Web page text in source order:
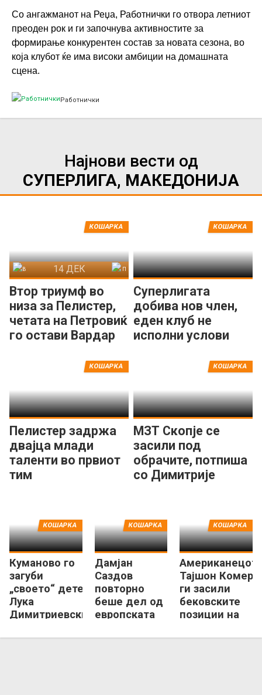
Со ангажманот на Реџа, Работнички го отвора летниот
преоден рок и ги започнува активностите за
формирање конкурентен состав за новата сезона, во
која клубот ќе има високи амбиции на домашната
сцена.
Работнички
Најнови вести од
СУПЕРЛИГА, МАКЕДОНИЈА
Втор триумф во
низа за Пелистер,
четата на Петровиќ
го остави Вардар
КОШАРКА
14 ДЕК
Суперлигата
добива нов член,
еден клуб не
исполни услови
КОШАРКА
Пелистер задржа
двајца млади
таленти во првиот
тим
КОШАРКА
МЗТ Скопје се
засили под
обрачите, потпиша
со Димитрије
КОШАРКА
Куманово го
загуби
„своето“ дете,
Лука
Димитриевски
клубот
КОШАРКА
Дамјан
Саздов
повторно
беше дел од
европската
елита
КОШАРКА
Американецот
Тајшон Комер
ги засили
бековските
позиции на
КОШАРКА